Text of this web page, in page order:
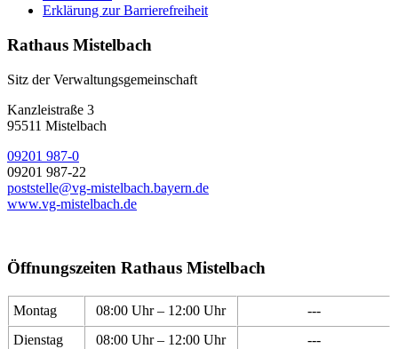
Erklärung zur Barrierefreiheit
Rathaus Mistelbach
Sitz der Verwaltungsgemeinschaft
Kanzleistraße 3
95511 Mistelbach
09201 987-0
09201 987-22
poststelle@vg-mistelbach.bayern.de
www.vg-mistelbach.de
Öffnungszeiten Rathaus Mistelbach
Montag 08:00 Uhr – 12:00 Uhr
---
Dienstag
08:00 Uhr – 12:00 Uhr
---